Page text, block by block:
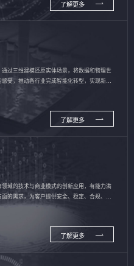
了解更多
过三维建模还原实体场景，将数据和物理世
受，推动各行业完成智能化转型，实现新旧
了解更多
域的技术与商业模式的创新应用，有能力满
的需求，为客户提供安全、稳定、合规、持
了解更多